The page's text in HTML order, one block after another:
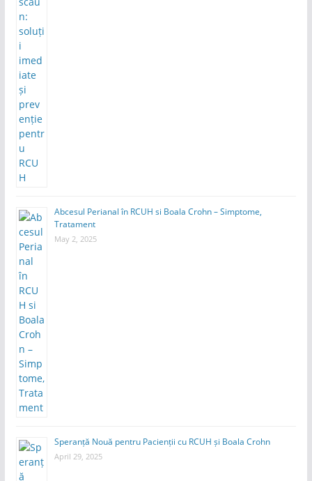
Abcesul Perianal în RCUH si Boala Crohn – Simptome,
Tratament
May 2, 2025
Speranță Nouă pentru Pacienții cu RCUH și Boala Crohn
April 29, 2025